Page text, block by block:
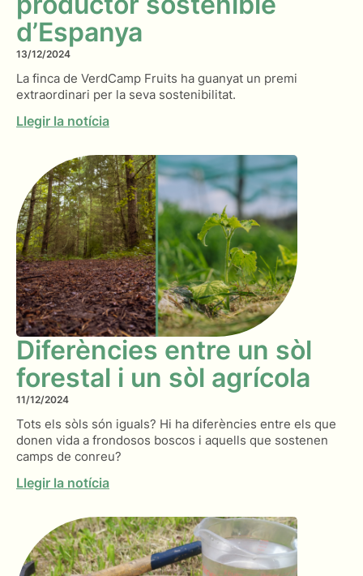
d’Espanya
13/12/2024
La finca de VerdCamp Fruits ha guanyat un premi
extraordinari per la seva sostenibilitat.
Llegir la notícia
Diferències entre un sòl
forestal i un sòl agrícola
11/12/2024
Tots els sòls són iguals? Hi ha diferències entre els que
donen vida a frondosos boscos i aquells que sostenen
camps de conreu?
Llegir la notícia